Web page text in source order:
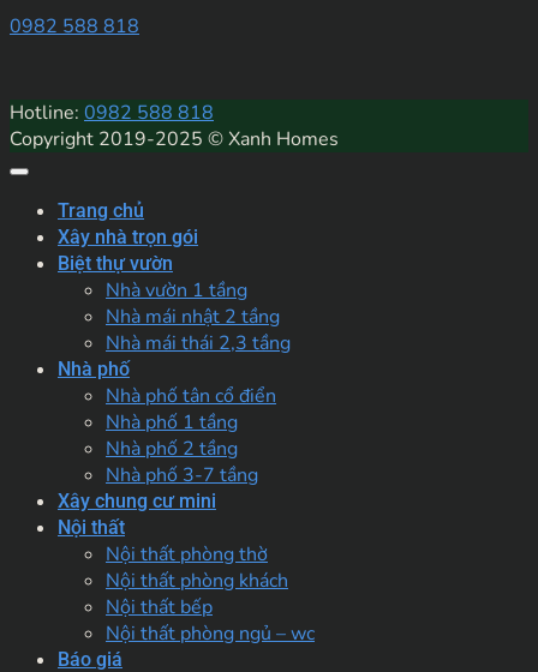
0982 588 818
Hotline: 0982 588 818
Copyright 2019-2025 © Xanh Homes
Trang chủ
Xây nhà trọn gói
Biệt thự vườn
Nhà vườn 1 tầng
Nhà mái nhật 2 tầng
Nhà mái thái 2,3 tầng
Nhà phố
Nhà phố tân cổ điển
Nhà phố 1 tầng
Nhà phố 2 tầng
Nhà phố 3-7 tầng
Xây chung cư mini
Nội thất
Nội thất phòng thờ
Nội thất phòng khách
Nội thất bếp
Nội thất phòng ngủ – wc
Báo giá